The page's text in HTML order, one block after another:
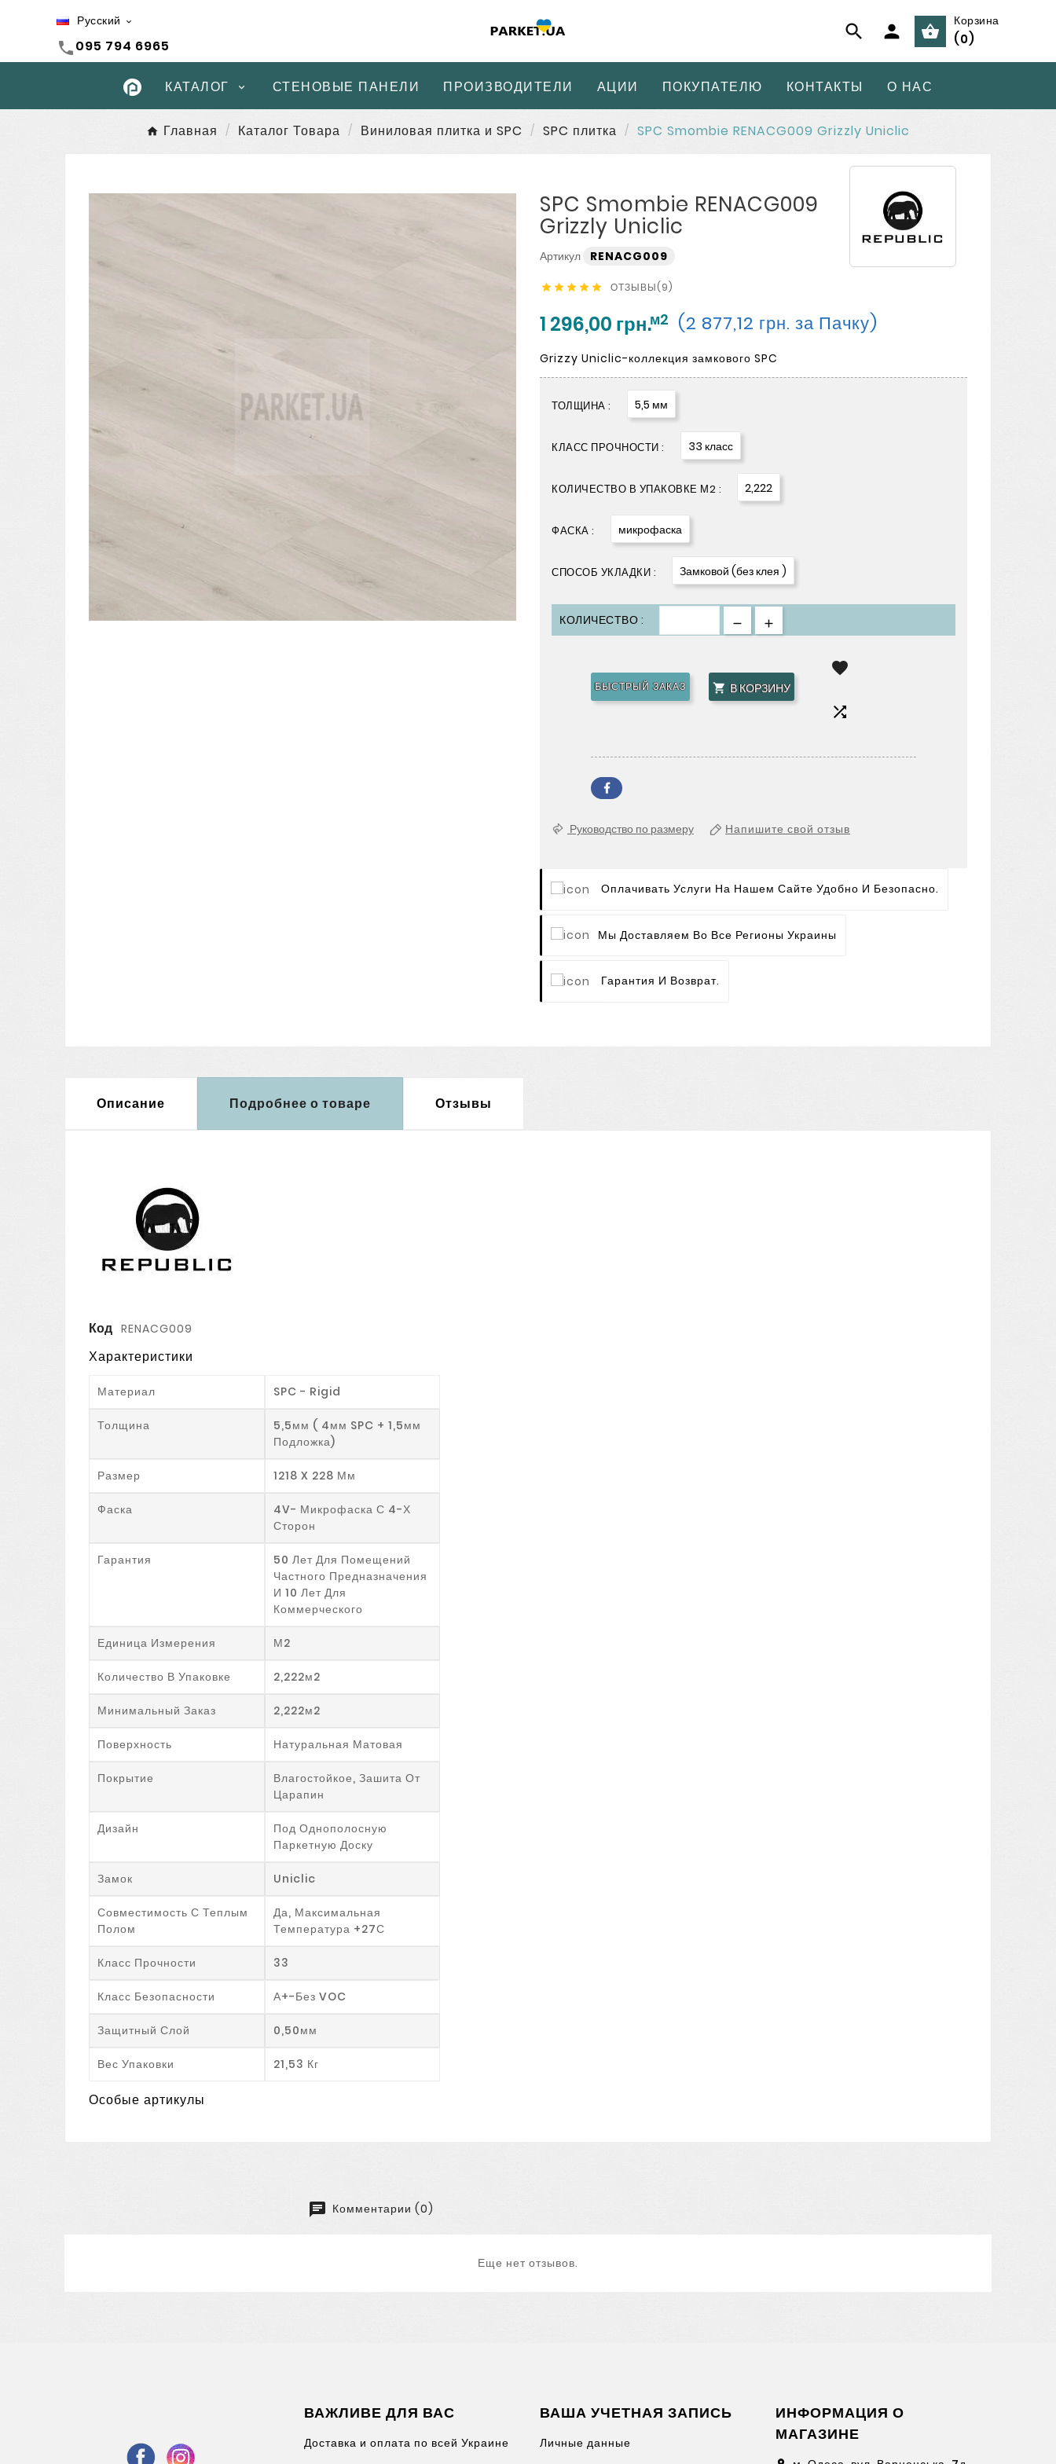
Русский 
call095 794 6965
  
Корзина
(0)
КАТАЛОГ СТЕНОВЫЕ ПАНЕЛИ ПРОИЗВОДИТЕЛИ АЦИИ ПОКУПАТЕЛЮ КОНТАКТЫ О НАС
Главная Каталог Товара Виниловая плитка и SPC SPC плитка SPC Smombie RENACG009 Grizzly Uniclic
SPC Smombie RENACG009
Grizzly Uniclic
Артикул RENACG009
     ОТЗЫВЫ(9)
1 296,00 грн.м2 (2 877,12 грн. за Пачку)
Grizzy Uniclic-коллекция замкового SPC
ТОЛЩИНА : 5,5 мм
КЛАСС ПРОЧНОСТИ : 33 класс
КОЛИЧЕСТВО В УПАКОВКЕ М2 : 2,222
ФАСКА : микрофаска
СПОСОБ УКЛАДКИ : Замковой (без клея )
КОЛИЧЕСТВО :
 В КОРЗИНУ
БЫСТРЫЙ ЗАКАЗ


Руководство по размеру Напишите свой отзыв
Оплачивать Услуги На Нашем Сайте Удобно И Безопасно.
Мы Доставляем Во Все Регионы Украины
Гарантия И Возврат.
Описание Подробнее о товаре Отзывы
Код RENACG009
Характеристики
Материал SPC - Rigid
Толщина
5,5мм ( 4мм SPC + 1,5мм
Подложка)
Размер 1218 X 228 Мм
Фаска
4V- Микрофаска С 4-Х
Сторон
Гарантия
50 Лет Для Помещений
Частного Предназначения
И 10 Лет Для
Коммерческого
Единица Измерения М2
Количество В Упаковке 2,222м2
Минимальный Заказ 2,222м2
Поверхность Натуральная Матовая
Покрытие
Влагостойкое, Зашита От
Царапин
Дизайн
Под Однополосную
Паркетную Доску
Замок Uniclic
Совместимость С Теплым
Полом
Да, Максимальная
Температура +27С
Класс Прочности 33
Класс Безопасности А+-Без VOC
Защитный Слой 0,50мм
Вес Упаковки 21,53 Кг
Особые артикулы
Комментарии (0)
Еще нет отзывов.
ВАЖЛИВЕ ДЛЯ ВАС
Доставка и оплата по всей Украине
ВАША УЧЕТНАЯ ЗАПИСЬ
Личные данные
ИНФОРМАЦИЯ О
МАГАЗИНЕ